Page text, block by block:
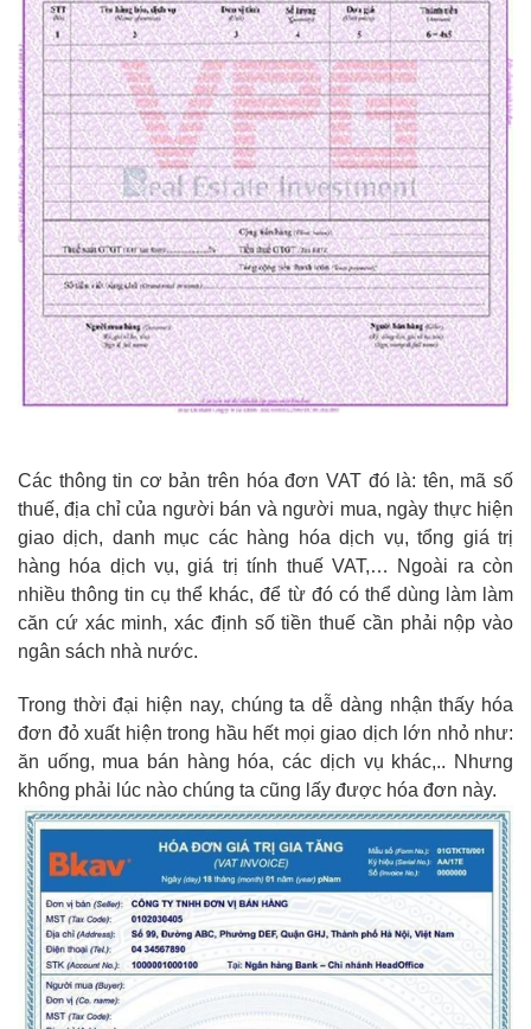
Các thông tin cơ bản trên hóa đơn VAT đó là: tên, mã số
thuế, địa chỉ của người bán và người mua, ngày thực hiện
giao dịch, danh mục các hàng hóa dịch vụ, tổng giá trị
hàng hóa dịch vụ, giá trị tính thuế VAT,… Ngoài ra còn
nhiều thông tin cụ thể khác, để từ đó có thể dùng làm làm
căn cứ xác minh, xác định số tiền thuế cần phải nộp vào
ngân sách nhà nước.
Trong thời đại hiện nay, chúng ta dễ dàng nhận thấy hóa
đơn đỏ xuất hiện trong hầu hết mọi giao dịch lớn nhỏ như:
ăn uống, mua bán hàng hóa, các dịch vụ khác,.. Nhưng
không phải lúc nào chúng ta cũng lấy được hóa đơn này.